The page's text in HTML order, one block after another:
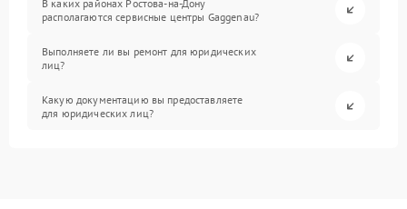
В каких районах Ростова-на-Дону
располагаются сервисные центры Gaggenau?
Выполняете ли вы ремонт для юридических
лиц?
Какую документацию вы предоставляете
для юридических лиц?